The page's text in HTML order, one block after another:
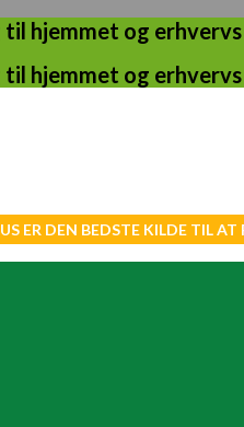
hjemmet og
hjemmet og
ER DEN BEDSTE KILDE TIL